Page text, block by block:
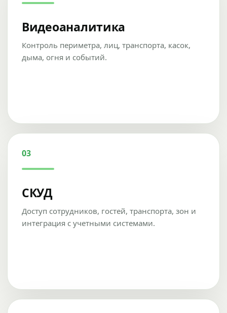
Видеоаналитика
Контроль периметра, лиц, транспорта, касок,
дыма, огня и событий.
03
СКУД
Доступ сотрудников, гостей, транспорта, зон и
интеграция с учетными системами.